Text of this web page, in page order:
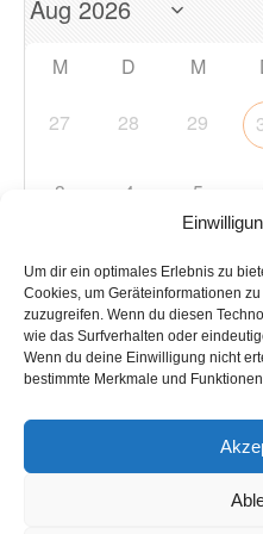
Um dir ein optimales Erlebnis zu
Cookies, um Geräteinformationen
zuzugreifen. Wenn du diesen
wie das Surfverhalten oder
Wenn du deine Einwilligung nicht
bestimmte Merkmale und
M D M
27 28 29
3 4 5
10 11 12 13
17 18 19
31 1 2